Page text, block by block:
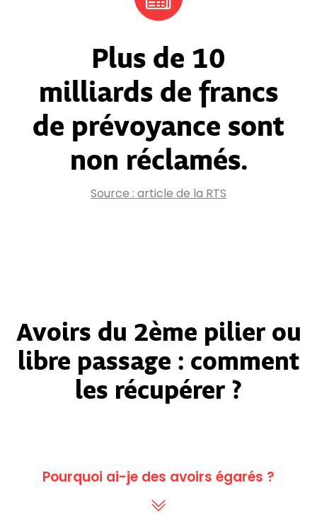
Plus de 10
milliards de francs
de prévoyance sont
non réclamés.
Source : article de la RTS
Avoirs du 2ème pilier ou
libre passage : comment
les récupérer ?
Pourquoi ai-je des avoirs égarés ?